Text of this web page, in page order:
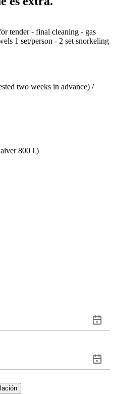
tender - final cleaning - gas
1 set/person - 2 set snorkeling
two weeks in advance) /
800 €)